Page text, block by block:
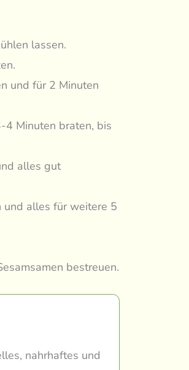
lassen.
und für 2 Minuten
4 Minuten braten, bis
alles gut
und alles für weitere 5
bestreuen.
nahrhaftes und